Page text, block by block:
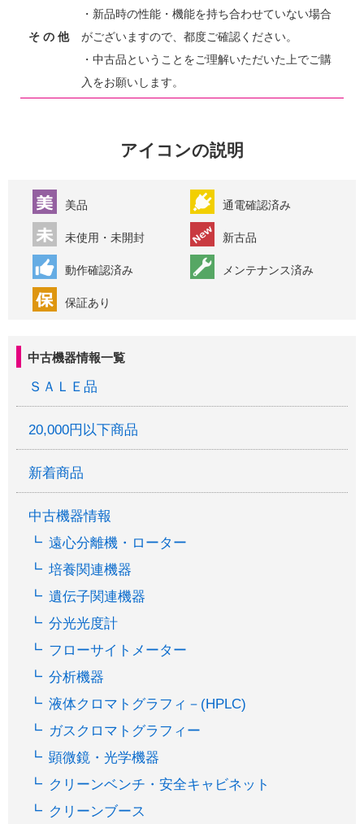
中古機器情報一覧
ＳＡＬＥ品
20,000円以下商品
新着商品
中古機器情報
遠心分離機・ローター
培養関連機器
遺伝子関連機器
分光光度計
フローサイトメーター
分析機器
液体クロマトグラフィ－(HPLC)
ガスクロマトグラフィー
顕微鏡・光学機器
クリーンベンチ・安全キャビネット
クリーンブース
そ の 他
・新品時の性能・機能を持ち合わせていない場合
がございますので、都度ご確認ください。
・中古品ということをご理解いただいた上でご購
入をお願いします。
アイコンの説明
美品 通電確認済み
未使用・未開封 新古品
動作確認済み メンテナンス済み
保証あり